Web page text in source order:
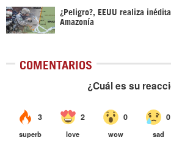
¿Peligro?, EEUU realiza
Amazonía
COMENTARIOS